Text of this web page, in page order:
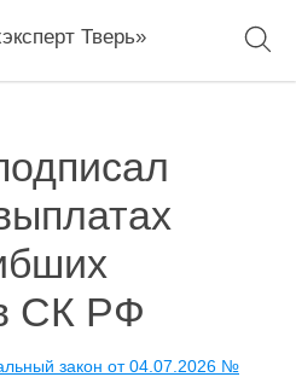
Тверь»
СК РФ
закон от 04.07.2026 №